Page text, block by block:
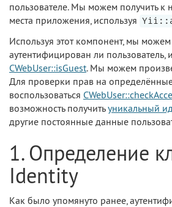
пользователе. Мы можем получить к
места приложения, используя
Используя этот компонент, мы
аутентифицирован ли пользователь,
CWebUser::isGuest. Мы можем
Для проверки прав на
воспользоваться
возможность получитьуникальный
другие постоянные данные
1. Определение
Identity
Как было упомянуто ранее,